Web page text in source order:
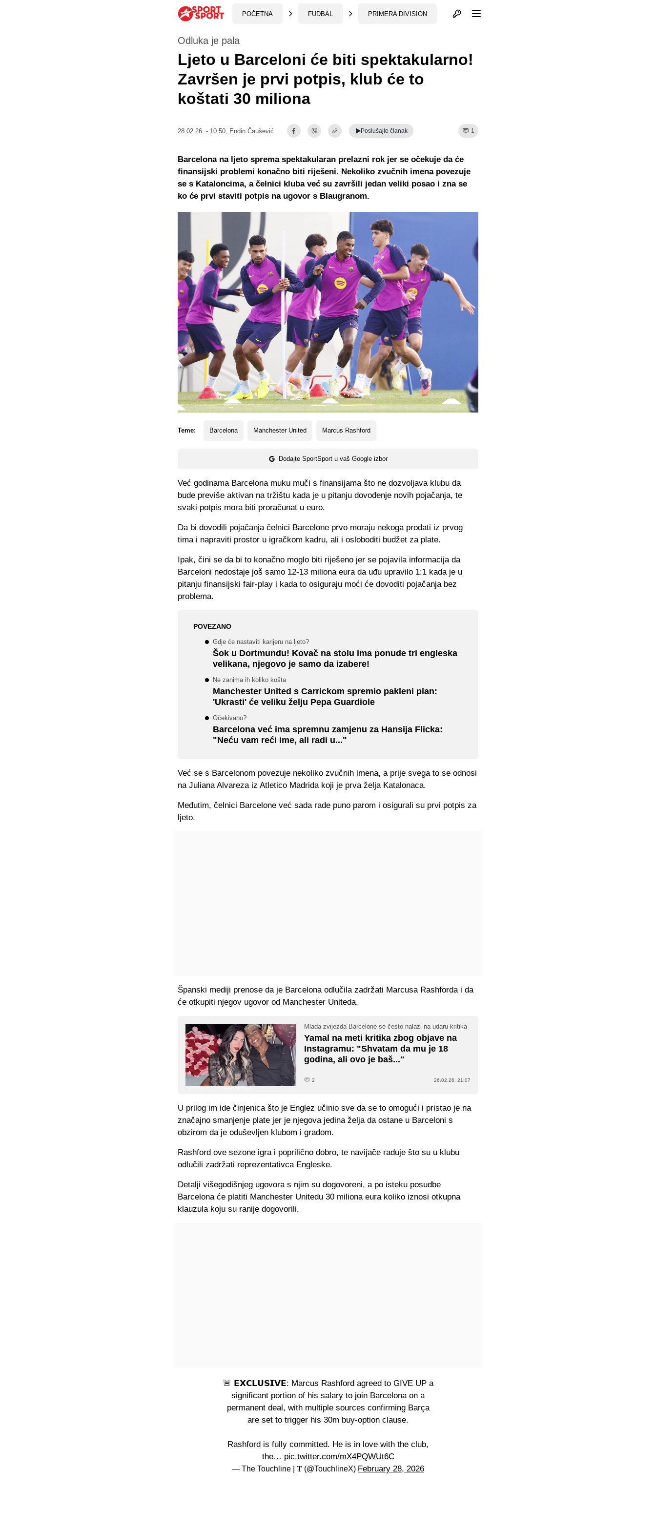
POČETNA FUDBAL PRIMERA DIVISION Otvori profil
Odluka je pala
Ljeto u Barceloni će biti spektakularno!
Završen je prvi potpis, klub će to
koštati 30 miliona
28.02.26. - 10:50, Endin Čaušević Poslušajte članak 1
Teme: Barcelona Manchester United Marcus Rashford
Dodajte SportSport u vaš Google izbor
Barcelona na ljeto sprema spektakularan prelazni rok jer se očekuje da će
finansijski problemi konačno biti riješeni. Nekoliko zvučnih imena povezuje
se s Kataloncima, a čelnici kluba već su završili jedan veliki posao i zna se
ko će prvi staviti potpis na ugovor s Blaugranom.
Već godinama Barcelona muku muči s finansijama što ne dozvoljava klubu da
bude previše aktivan na tržištu kada je u pitanju dovođenje novih pojačanja, te
svaki potpis mora biti proračunat u euro.
Da bi dovodili pojačanja čelnici Barcelone prvo moraju nekoga prodati iz prvog
tima i napraviti prostor u igračkom kadru, ali i osloboditi budžet za plate.
Ipak, čini se da bi to konačno moglo biti riješeno jer se pojavila informacija da
Barceloni nedostaje još samo 12-13 miliona eura da uđu upravilo 1:1 kada je u
pitanju finansijski fair-play i kada to osiguraju moći će dovoditi pojačanja bez
problema.
POVEZANO
Gdje će nastaviti karijeru na ljeto?
Šok u Dortmundu! Kovač na stolu ima ponude tri engleska
velikana, njegovo je samo da izabere!
Ne zanima ih koliko košta
Manchester United s Carrickom spremio pakleni plan:
'Ukrasti' će veliku želju Pepa Guardiole
Očekivano?
Barcelona već ima spremnu zamjenu za Hansija Flicka:
"Neću vam reći ime, ali radi u..."
Već se s Barcelonom povezuje nekoliko zvučnih imena, a prije svega to se odnosi
na Juliana Alvareza iz Atletico Madrida koji je prva želja Katalonaca.
Međutim, čelnici Barcelone već sada rade puno parom i osigurali su prvi potpis za
ljeto.
Španski mediji prenose da je Barcelona odlučila zadržati Marcusa Rashforda i da
će otkupiti njegov ugovor od Manchester Uniteda.
Mlada zvijezda Barcelone se često nalazi na udaru kritika
Yamal na meti kritika zbog objave na
Instagramu: "Shvatam da mu je 18
godina, ali ovo je baš..."
2 26.02.26. 21:07
U prilog im ide činjenica što je Englez učinio sve da se to omogući i pristao je na
značajno smanjenje plate jer je njegova jedina želja da ostane u Barceloni s
obzirom da je oduševljen klubom i gradom.
Rashford ove sezone igra i poprilično dobro, te navijače raduje što su u klubu
odlučili zadržati reprezentativca Engleske.
Detalji višegodišnjeg ugovora s njim su dogovoreni, a po isteku posudbe
Barcelona će platiti Manchester Unitedu 30 miliona eura koliko iznosi otkupna
klauzula koju su ranije dogovorili.
🚨 𝗘𝗫𝗖𝗟𝗨𝗦𝗜𝗩𝗘: Marcus Rashford agreed to GIVE UP a
significant portion of his salary to join Barcelona on a
permanent deal, with multiple sources confirming Barça
are set to trigger his 30m buy-option clause.
Rashford is fully committed. He is in love with the club,
the… pic.twitter.com/mX4PQWUt6C
— The Touchline | 𝐓 (@TouchlineX) February 28, 2026